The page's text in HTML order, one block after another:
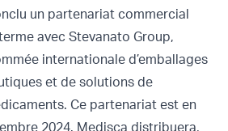
un partenariat commercial
avec Stevanato Group,
internationale d’emballages
et de solutions de
Ce partenariat est en
2024. Medisca distribuera,